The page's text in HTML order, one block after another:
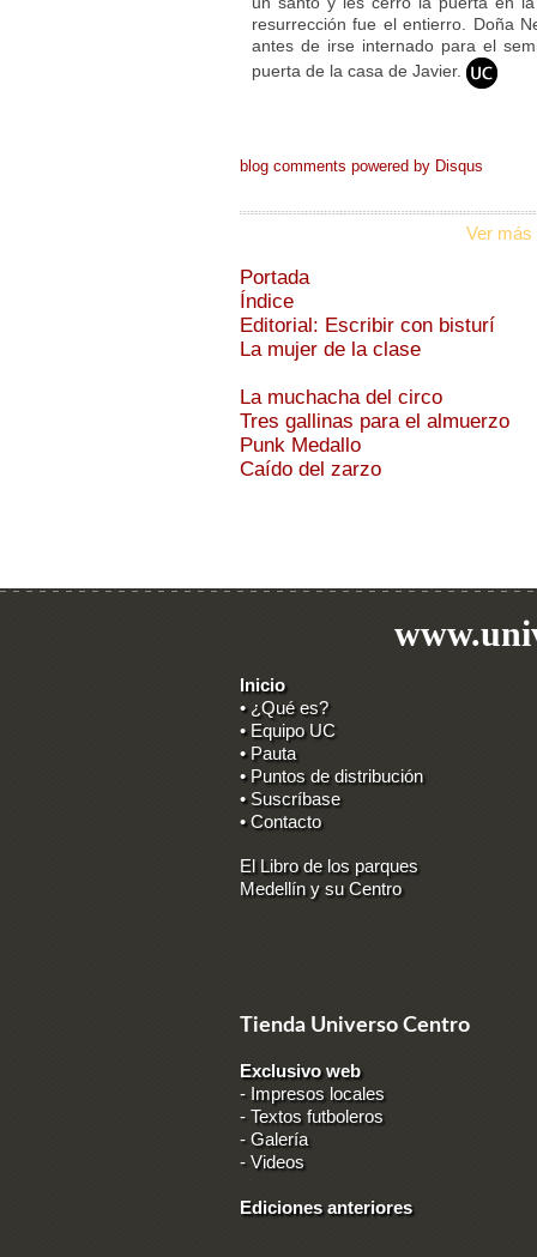
resurrección fue el entierro. Doña
antes de irse internado para el
puerta de la casa de Javier.
blog comments powered by Disqus
Ver más
Portada
Índice
Editorial: Escribir con bisturí
La mujer de la clase
La muchacha del circo
Tres gallinas para el almuerzo
Punk Medallo
Caído del zarzo
Inicio
• ¿Qué es?
• Equipo UC
• Pauta
• Puntos de distribución
• Suscríbase
• Contacto
El Libro de los parques
Medellín y su Centro
Tienda Universo Centro
Exclusivo web
- Impresos locales
- Textos futboleros
-Galería
-Videos
Ediciones anteriores